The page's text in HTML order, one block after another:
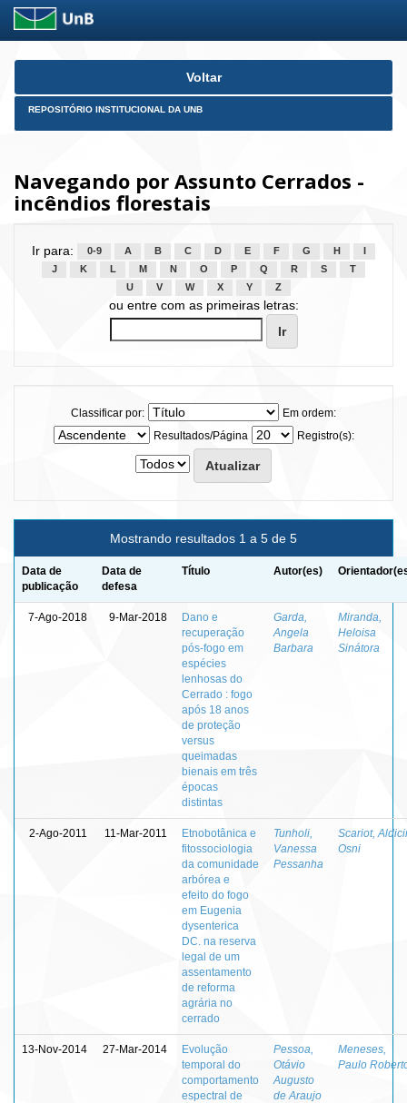
Skip
Voltar
REPOSITÓRIO INSTITUCIONAL DA UNB
Navegando por Assunto Cerrados -
incêndios florestais
Ir para: 0-9 A B C D E F G H
J
K L M N O P Q R S
T
U
V W X Y Z
ou entre com as primeiras letras:
Classificar por:
Em ordem:
Resultados/Página
Registro(s):
Mostrando resultados 1 a 5 de 5
Data de
publicação
Data de
defesa
Título Autor(es)
7-Ago-2018 9-Mar-2018
Dano e
recuperação
pós-fogo em
espécies
lenhosas do
Cerrado : fogo
após 18 anos
de proteção
versus
queimadas
bienais em três
épocas
distintas
Garda,
Angela
Barbara
Miranda,
Heloisa
Sinátora
2-Ago-2011 11-Mar-2011
Etnobotânica e
fitossociologia
da comunidade
arbórea e
efeito do fogo
em Eugenia
dysenterica
DC. na reserva
legal de um
assentamento
de reforma
agrária no
cerrado
Tunholi,
Vanessa
Pessanha
Scariot,
Osni
13-Nov-2014 27-Mar-2014
Evolução
temporal do
comportamento
espectral de
Pessoa,
Otávio
Augusto
de Araujo
Meneses,
Paulo